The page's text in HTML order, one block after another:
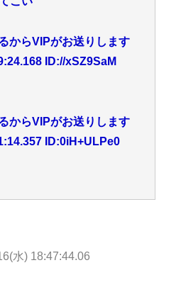
からVIPがお送りします
ID://xSZ9SaM
からVIPがお送りします
ID:0iH+ULPe0
水) 18:47:44.06